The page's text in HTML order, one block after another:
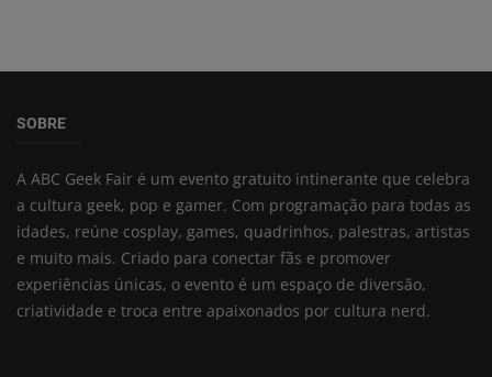
SOBRE
A ABC Geek Fair é um evento gratuito intinerante que celebra
a cultura geek, pop e gamer. Com programação para todas as
idades, reúne cosplay, games, quadrinhos, palestras, artistas
e muito mais. Criado para conectar fãs e promover
experiências únicas, o evento é um espaço de diversão,
criatividade e troca entre apaixonados por cultura nerd.